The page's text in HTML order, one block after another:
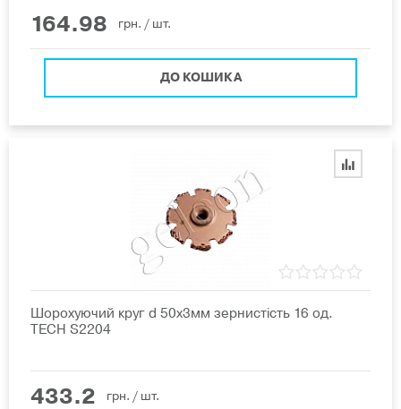
164.98 грн. / шт.
ДО КОШИКА
Шорохуючий круг d 50х3мм зернистість 16 од.
TECH S2204
433.2 грн. / шт.